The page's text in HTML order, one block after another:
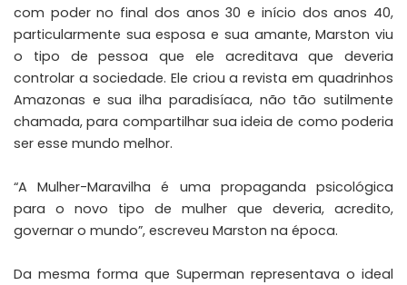
com poder no final dos anos 30 e início dos anos 40,
particularmente sua esposa e sua amante, Marston viu
o tipo de pessoa que ele acreditava que deveria
controlar a sociedade. Ele criou a revista em quadrinhos
Amazonas e sua ilha paradisíaca, não tão sutilmente
chamada, para compartilhar sua ideia de como poderia
ser esse mundo melhor.
“A Mulher-Maravilha é uma propaganda psicológica
para o novo tipo de mulher que deveria, acredito,
governar o mundo”, escreveu Marston na época.
Da mesma forma que Superman representava o ideal